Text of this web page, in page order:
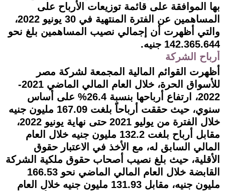
بها الموافقة على قائمة توزيعات الأرباح على
المساهمين عن الفترة المنتهية في 30 يونيو 2022،
والتي أظهرت أن إجمالي نصيب المساهمين بلغ نحو
142.365.644 جنيه.
أرباح الشركة
أظهرت القوائم المالية المجمعة لشركة مصر
للأسواق الحرة، خلال العام المالي الماضي 2021-
2022، ارتفاع أرباحها بنسبة 26.4% على أساس
سنوي، حيث حققت أرباحاً بلغت 167.09 مليون جنيه
خلال الفترة من يوليو 2021 حتى نهاية يونيو 2022،
مقابل أرباح بلغت 132.2 مليون جنيه خلال العام
المالي السابق له، مع الأخذ في الاعتبار حقوق
الأقلية، حيث بلغ نصيب أصحاب حقوق ملكية الشركة
القابضة خلال العام المالي الماضي نحو 166.53
مليون جنيه، مقابل 131.93 مليون جنيه خلال العام